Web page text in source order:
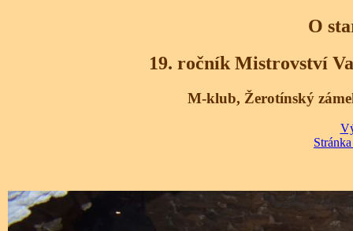
O
19. ročník Mistrovství
M-klub, Žerotínský